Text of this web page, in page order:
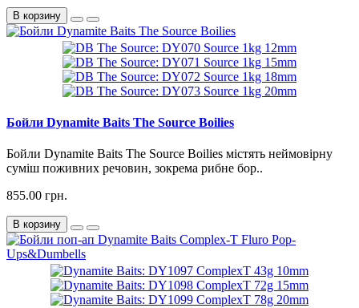
В корзину
Бойли Dynamite Baits The Source Boilies
Бойли Dynamite Baits The Source Boilies містять неймовірну
суміш поживних речовин, зокрема рибне бор..
855.00 грн.
В корзину